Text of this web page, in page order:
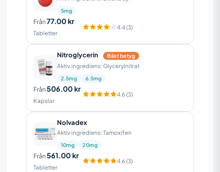
5mg
Från77.00 kr
Tabletter
4.4 (3)
Nitroglycerin Bäst betyg
Aktiv ingrediens: Glycerylnitrat
2.5mg 6.5mg
Från506.00 kr
Kapslar
4.6 (3)
Nolvadex
Aktiv ingrediens: Tamoxifen
10mg 20mg
Från561.00 kr
Tabletter
4.6 (3)